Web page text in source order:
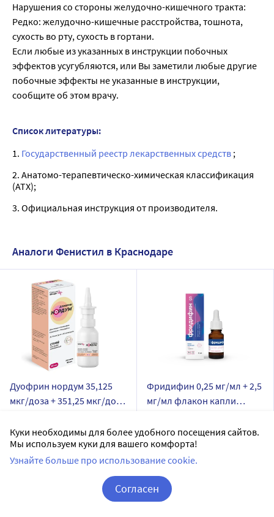
Нарушения со стороны желудочно-кишечного тракта:
Редко: желудочно-кишечные расстройства, тошнота,
сухость во рту, сухость в гортани.
Если любые из указанных в инструкции побочных
эффектов усугубляются, или Вы заметили любые другие
побочные эффекты не указанные в инструкции,
сообщите об этом врачу.
Список литературы:
1. Государственный реестр лекарственных средств ;
2. Анатомо-терапевтическо-химическая классификация
(ATX);
3. Официальная инструкция от производителя.
Аналоги Фенистил в Краснодаре
Дуофрин нордум 35,125
мкг/доза + 351,25 мкг/доза
дозированный 15 мл
спрей назальный дозированный
Дозировка 35,125 мкг/доза + 351,25 мкг/доза
Доставим в аптекузавтра
Фридифин 0,25 мг/мл + 2,5
мг/мл флакон капли
капли назальные
Дозировка 0,25 мг/мл + 2,5 мг/мл
Доставим в аптеку
В наличии
Куки необходимы для более удобного посещения сайтов.
Мы используем куки для вашего комфорта!
Узнайте больше про использование cookie.
Согласен